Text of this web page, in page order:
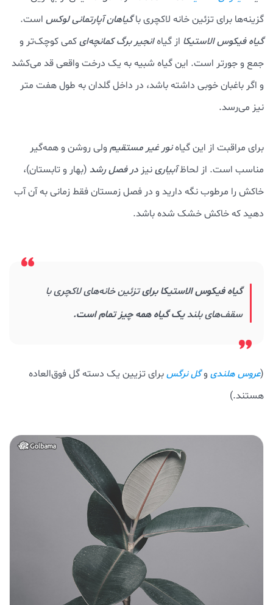
گزینه‌ها برای تزئین خانه لاکچری باگیاهان آپارتمانی لوکس است.
گیاه فیکوس الاستیکا از گیاهانجیر برگ کمانچه‌ایکمی کوچک‌تر و
جمع و جور‌تر است. این گیاه شبیه به یک درخت واقعی قد می‌کشد
و اگر باغبان خوبی داشته باشد، در داخل گلدان به طول هفت متر
نیز می‌رسد.
برای مراقبت از این گیاهنور غیر مستقیم ولی روشن و همه‌گیر
مناسب است. از لحاظآبیارینیز در فصل رشد (بهار و تابستان)،
خاکش را مرطوب نگه دارید و در فصل زمستان فقط زمانی به آن آب
دهید که خاکش خشک شده باشد.
گیاه فیکوس الاستیکا برایتزئین خانه‌های لاکچری با
سقف‌های بلندیک گیاه همه چیز تمام است.
(عروس هلندی وگل نرگسبرای تزیین یک دسته گل فوق‌العاده
هستند.)